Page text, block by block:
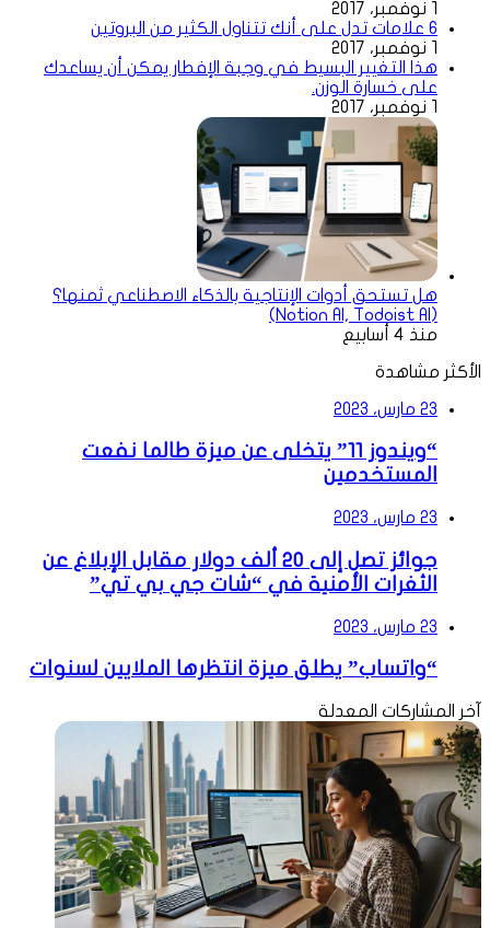
1 نوفمبر، 2017
6 علامات تدل على أنك تتناول الكثير من البروتين
1 نوفمبر، 2017
هذا التغيير البسيط في وجبة الإفطار يمكن أن يساعدك
على خسارة الوزن.
1 نوفمبر، 2017
هل تستحق أدوات الإنتاجية بالذكاء الاصطناعي ثمنها؟
(Notion AI, Todoist AI)
منذ 4 أسابيع
الأكثر مشاهدة
23 مارس، 2023
“ويندوز 11” يتخلى عن ميزة طالما نفعت
المستخدمين
23 مارس، 2023
جوائز تصل إلى 20 ألف دولار مقابل الإبلاغ عن
الثغرات الأمنية في “شات جي بي تي”
23 مارس، 2023
“واتساب” يطلق ميزة انتظرها الملايين لسنوات
آخر المشاركات المعدلة